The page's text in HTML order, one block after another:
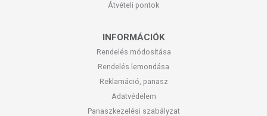
Átvételi pontok
INFORMÁCIÓK
Rendelés módosítása
Rendelés lemondása
Reklamáció, panasz
Adatvédelem
Panaszkezelési szabályzat